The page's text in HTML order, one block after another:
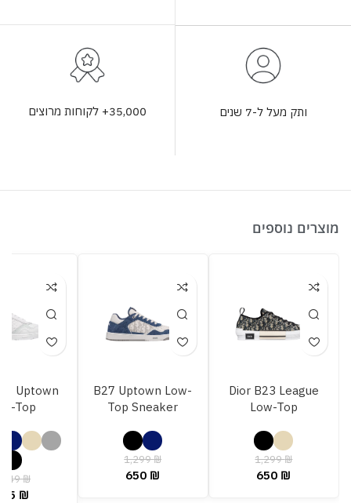
ותק מעל ל-7 שנים 35,000+ לקוחות מרוצים
מוצרים נוספים
Dior B23 League
Low-Top
1,299₪
650 ₪
B27 Uptown Low-
Top Sneaker
1,299₪
650 ₪
Uptown
Top
₪
₪